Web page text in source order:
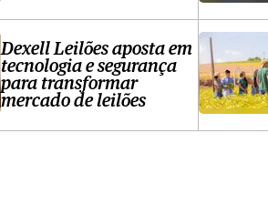
Dexell Leilões aposta em
tecnologia e segurança
para transformar
mercado de leilões